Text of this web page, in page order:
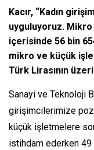
Kacır, “Kadın
uyguluyoruz.
içerisinde 56 bin
mikro ve küçük
Türk Lirasının
Sanayi ve Teknoloji
girişimcilerimize
küçük işletmelere
istihdam ederken